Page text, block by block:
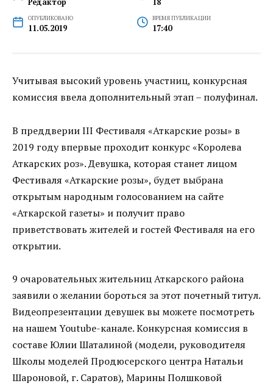
Редактор 18
ОПУБЛИКОВАНО
11.05.2019
ВРЕМЯ ПУБЛИКАЦИИ
17:40
Учитывая высокий уровень участниц, конкурсная
комиссия ввела дополнительный этап – полуфинал.
В преддверии III Фестиваля «Аткарские розы» в
2019 году впервые проходит конкурс «Королева
Аткарских роз». Девушка, которая станет лицом
Фестиваля «Аткарские розы», будет выбрана
открытым народным голосованием на сайте
«Аткарской газеты» и получит право
приветствовать жителей и гостей Фестиваля на его
открытии.
9 очаровательных жительниц Аткарского района
заявили о желании бороться за этот почетный титул.
Видеопрезентации девушек вы можете посмотреть
на нашем Youtube-канале. Конкурсная комиссия в
составе Юлии Шаталиной (модели, руководителя
Школы моделей Продюсерского центра Натальи
Шароновой, г. Саратов), Марины Полшковой